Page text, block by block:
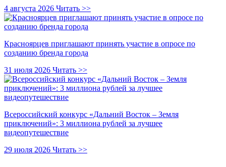
4 августа 2026 Читать >>
Красноярцев приглашают принять участие в опросе по
созданию бренда города
31 июля 2026 Читать >>
Всероссийский конкурс «Дальний Восток – Земля
приключений»: 3 миллиона рублей за лучшее
видеопутешествие
29 июля 2026 Читать >>